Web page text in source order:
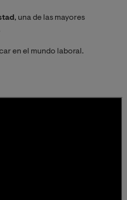
, una de las mayores
en el mundo laboral.